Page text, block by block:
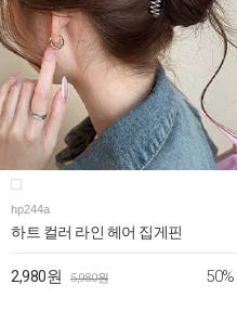
hp244a
하트 컬러 라인 헤어 집게핀
2,980원 5,980원 50%